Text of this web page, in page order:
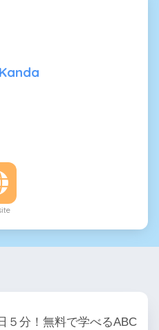
５分！無料で学べるABC